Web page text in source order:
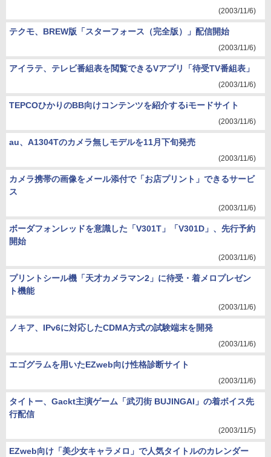
(2003/11/6)
テクモ、BREW版「スターフォース（完全版）」配信開始
(2003/11/6)
アイラテ、テレビ番組表を閲覧できるVアプリ「待受TV番組表」
(2003/11/6)
TEPCOひかりのBB向けコンテンツを紹介するiモードサイト
(2003/11/6)
au、A1304Tのカメラ無しモデルを11月下旬発売
(2003/11/6)
カメラ携帯の画像をメール添付で「お店プリント」できるサービ
ス
(2003/11/6)
ボーダフォンレッドを意識した「V301T」「V301D」、先行予約
開始
(2003/11/6)
プリントシール機「天才カメラマン2」に待受・着メロプレゼン
ト機能
(2003/11/6)
ノキア、IPv6に対応したCDMA方式の試験端末を開発
(2003/11/6)
エゴグラムを用いたEZweb向け性格診断サイト
(2003/11/6)
タイトー、Gackt主演ゲーム「武刃街 BUJINGAI」の着ボイス先
行配信
(2003/11/5)
EZweb向け「美少女キャラメロ」で人気タイトルのカレンダー